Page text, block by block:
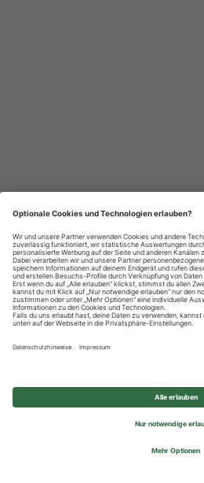
Privatsphäre-
© 2026 REWE Group -